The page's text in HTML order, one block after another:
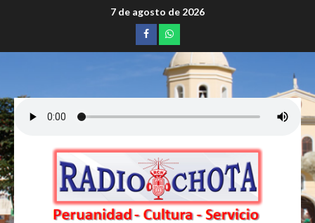
7 de agosto de 2026
Facebookwhatsapp